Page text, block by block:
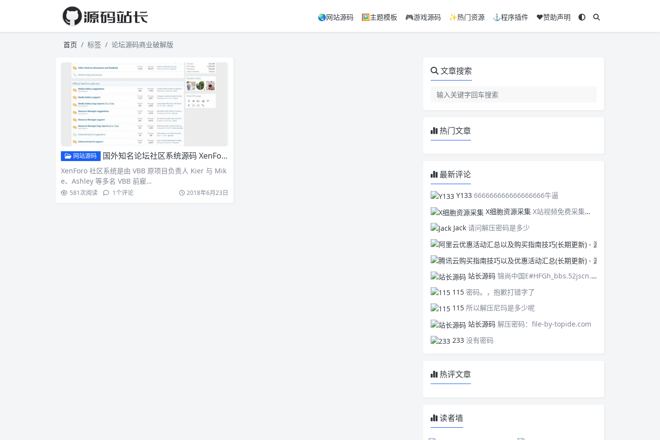
🌏网站源码 🖼️主题模板 🎮游戏源码 ✨热门资源 ⚓程序插件 ❤️赞助声明
首页 标签 论坛源码商业破解版
网站源码 国外知名论坛社区系统源码 XenForo V2.0.0 商业破解版免费下载
XenForo 社区系统是由 VBB 原项目负责人 Kier 与 Mik
e、Ashley 等多名 VBB 前雇…
581次阅读 1个评论 2018年6月23日
文章搜索
热门文章
最新评论
Y133 666666666666666666牛逼
X细胞资源采集 X站视频免费采集，可以适配此CMS，含免费模板。有需要的站长可以看看xxibaozyw.com
Jack 请问解压密码是多少
站长源码 锦尚中国E#HFGh_bbs.52jscn.comEYzhibo8
115 密码。，抱歉打错字了
115 所以解压尼玛是多少呢
站长源码 解压密码：file-by-topide.com
233 没有密码
热评文章
读者墙